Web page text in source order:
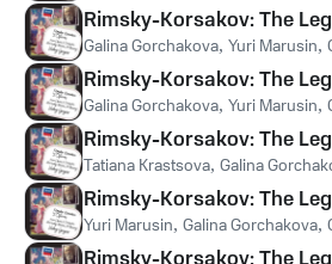
Rimsky-Korsakov: The
Galina Gorchakova, Yuri Marusin,
Rimsky-Korsakov: The
Galina Gorchakova, Yuri Marusin,
Rimsky-Korsakov: The
Tatiana Krastsova, Galina
Rimsky-Korsakov: The
Yuri Marusin, Galina Gorchakova,